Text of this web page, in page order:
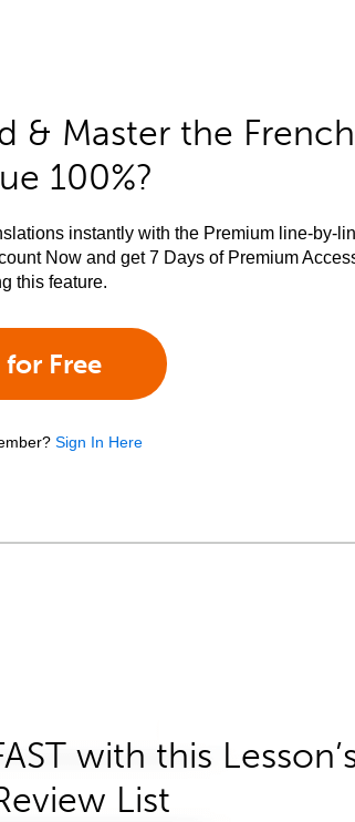
& Master the French
100%?
instantly with the Premium line-by-
Now and get 7 Days of Premium
this feature.
Free
Sign In Here
with this
List